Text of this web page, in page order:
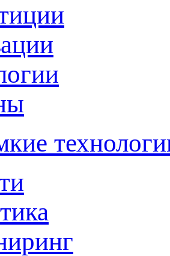
инжиниринг, инвестиции, инновации